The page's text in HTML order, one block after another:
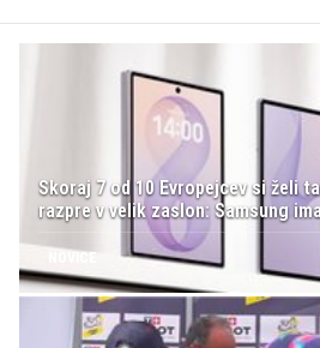
Skoraj 7 od 10 Evropejcev si želi
razpre v velik zaslon: Samsung